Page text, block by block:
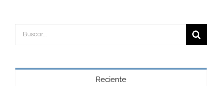
Buscar:
Reciente